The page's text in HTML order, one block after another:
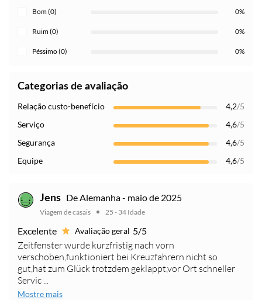
Bom (0) 0%
Ruim (0) 0%
Péssimo (0) 0%
Categorias de avaliação
Relação custo-benefício 4,2/5
Serviço
4,6/5
Segurança
4,6/5
Equipe
4,6/5
Jens De Alemanha - maio de 2025
Viagem de casais 25 - 34 Idade
Excelente Avaliação geral 5/5
Zeitfenster wurde kurzfristig nach vorn
verschoben,funktioniert bei Kreuzfahrern nicht so
gut,hat zum Glück trotzdem geklappt,vor Ort schneller
Servic ...
Mostre mais